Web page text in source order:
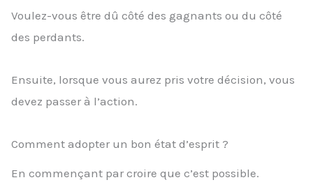
Voulez-vous être dû côté des gagnants ou du côté
des perdants.
Ensuite, lorsque vous aurez pris votre décision, vous
devez passer à l’action.
Comment adopter un bon état d’esprit ?
En commençant par croire que c’est possible.